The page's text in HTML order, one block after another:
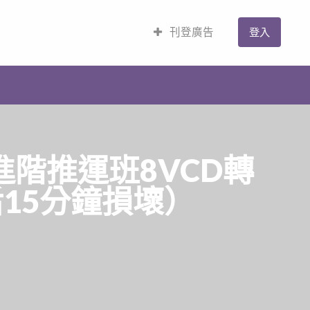
刊登廣告 登入
階推運班8VCD轉
分鐘損壞）